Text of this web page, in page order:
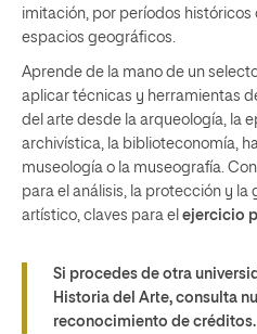
imitación, por períodos históricos
espacios geográficos.
Aprende de la mano de un
aplicar técnicas y herramientas
del arte desde la arqueología, la
archivística, la biblioteconomía,
museología o la museografía.
para el análisis, la protección y
artístico, claves para el ejercicio
Si procedes de otra
Historia del Arte, consulta
reconocimiento de créditos.